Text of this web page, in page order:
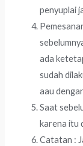
penyuplai
ada
sudah
aau
Saat
karena itu
Catatan :